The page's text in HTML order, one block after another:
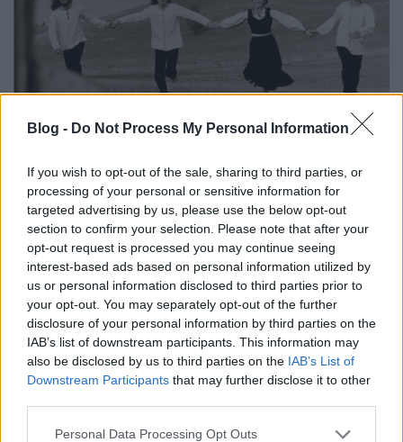
Blog - Do Not Process My Personal Information
If you wish to opt-out of the sale, sharing to third parties, or
processing of your personal or sensitive information for
targeted advertising by us, please use the below opt-out
section to confirm your selection. Please note that after your
opt-out request is processed you may continue seeing
interest-based ads based on personal information utilized by
us or personal information disclosed to third parties prior to
your opt-out. You may separately opt-out of the further
disclosure of your personal information by third parties on the
IAB’s list of downstream participants. This information may
also be disclosed by us to third parties on the IAB’s List of
Downstream Participants that may further disclose it to other
Please note that this website/app uses one or more Google
Personal Data Processing Opt Outs
históriája, meg egyéb történetek
Fehér Anikó•2022. július 26.
Régóta itt van az asztalomon a könyv, szerzője – régi
harcostárs – maga küldte. Azonnal elolvastam, mert
nem lehetett letenni, aztán mégis. Mit is írhat az
ember arról, amivel egyetért, amiben nem lát semmi
hazugságot, semmi ferdítést? Ahogy telt-múlt az idő,
gyakran gondoltam rá. Kedves régi dal…